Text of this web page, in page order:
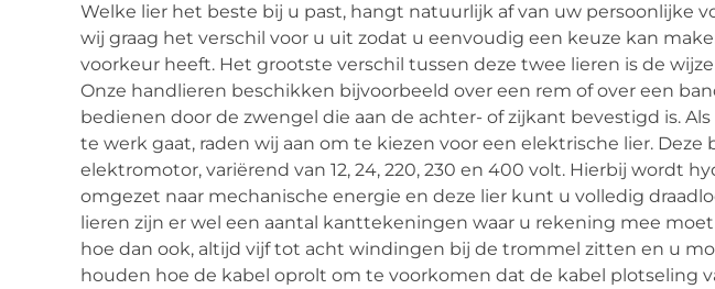
Welke lier het beste bij u past, hangt natuurlijk af van uw persoonlijke
wij graag het verschil voor u uit zodat u eenvoudig een keuze kan
voorkeur heeft. Het grootste verschil tussen deze twee lieren is de
Onze handlieren beschikken bijvoorbeeld over een rem of over een
bedienen door de zwengel die aan de achter- of zijkant bevestigd is.
te werk gaat, raden wij aan om te kiezen voor een elektrische lier. Deze
elektromotor, variërend van 12, 24, 220, 230 en 400 volt. Hierbij wordt
omgezet naar mechanische energie en deze lier kunt u volledig
lieren zijn er wel een aantal kanttekeningen waar u rekening mee
hoe dan ook, altijd vijf tot acht windingen bij de trommel zitten en u
houden hoe de kabel oprolt om te voorkomen dat de kabel plotseling